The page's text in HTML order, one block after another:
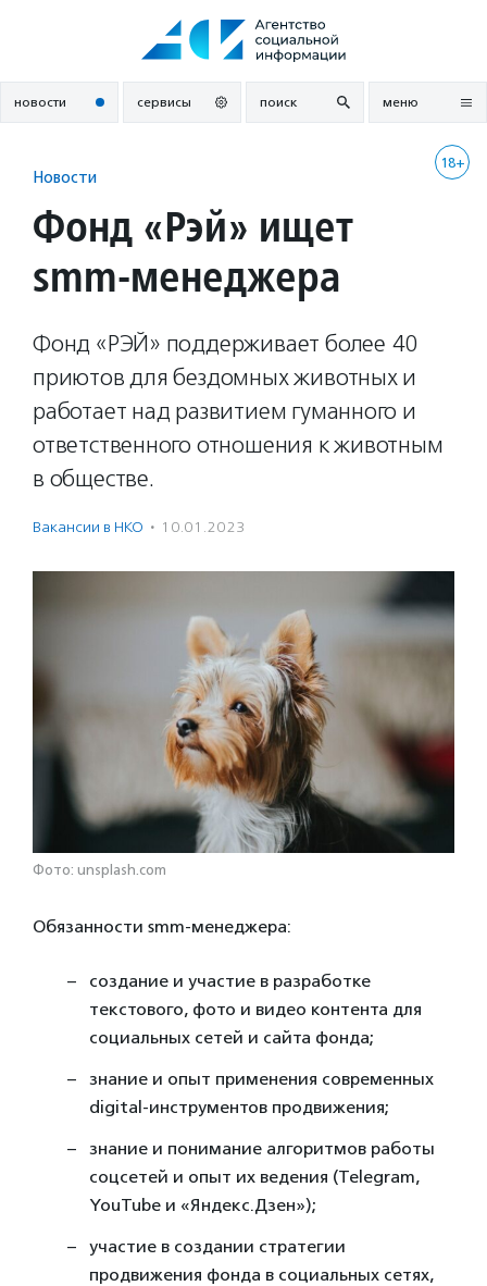
новости сервисы поиск меню
18+
Новости
Фонд «Рэй» ищет
smm-менеджера
Фонд «РЭЙ» поддерживает более 40
приютов для бездомных животных и
работает над развитием гуманного и
ответственного отношения к животным
в обществе.
Вакансии в НКО · 10.01.2023
Фото: unsplash.com
Обязанности smm-менеджера:
создание и участие в разработке
текстового, фото и видео контента для
социальных сетей и сайта фонда;
знание и опыт применения современных
digital-инструментов продвижения;
знание и понимание алгоритмов работы
соцсетей и опыт их ведения (Telegram,
YouTube и «Яндекс.Дзен»);
участие в создании стратегии
продвижения фонда в социальных сетях,